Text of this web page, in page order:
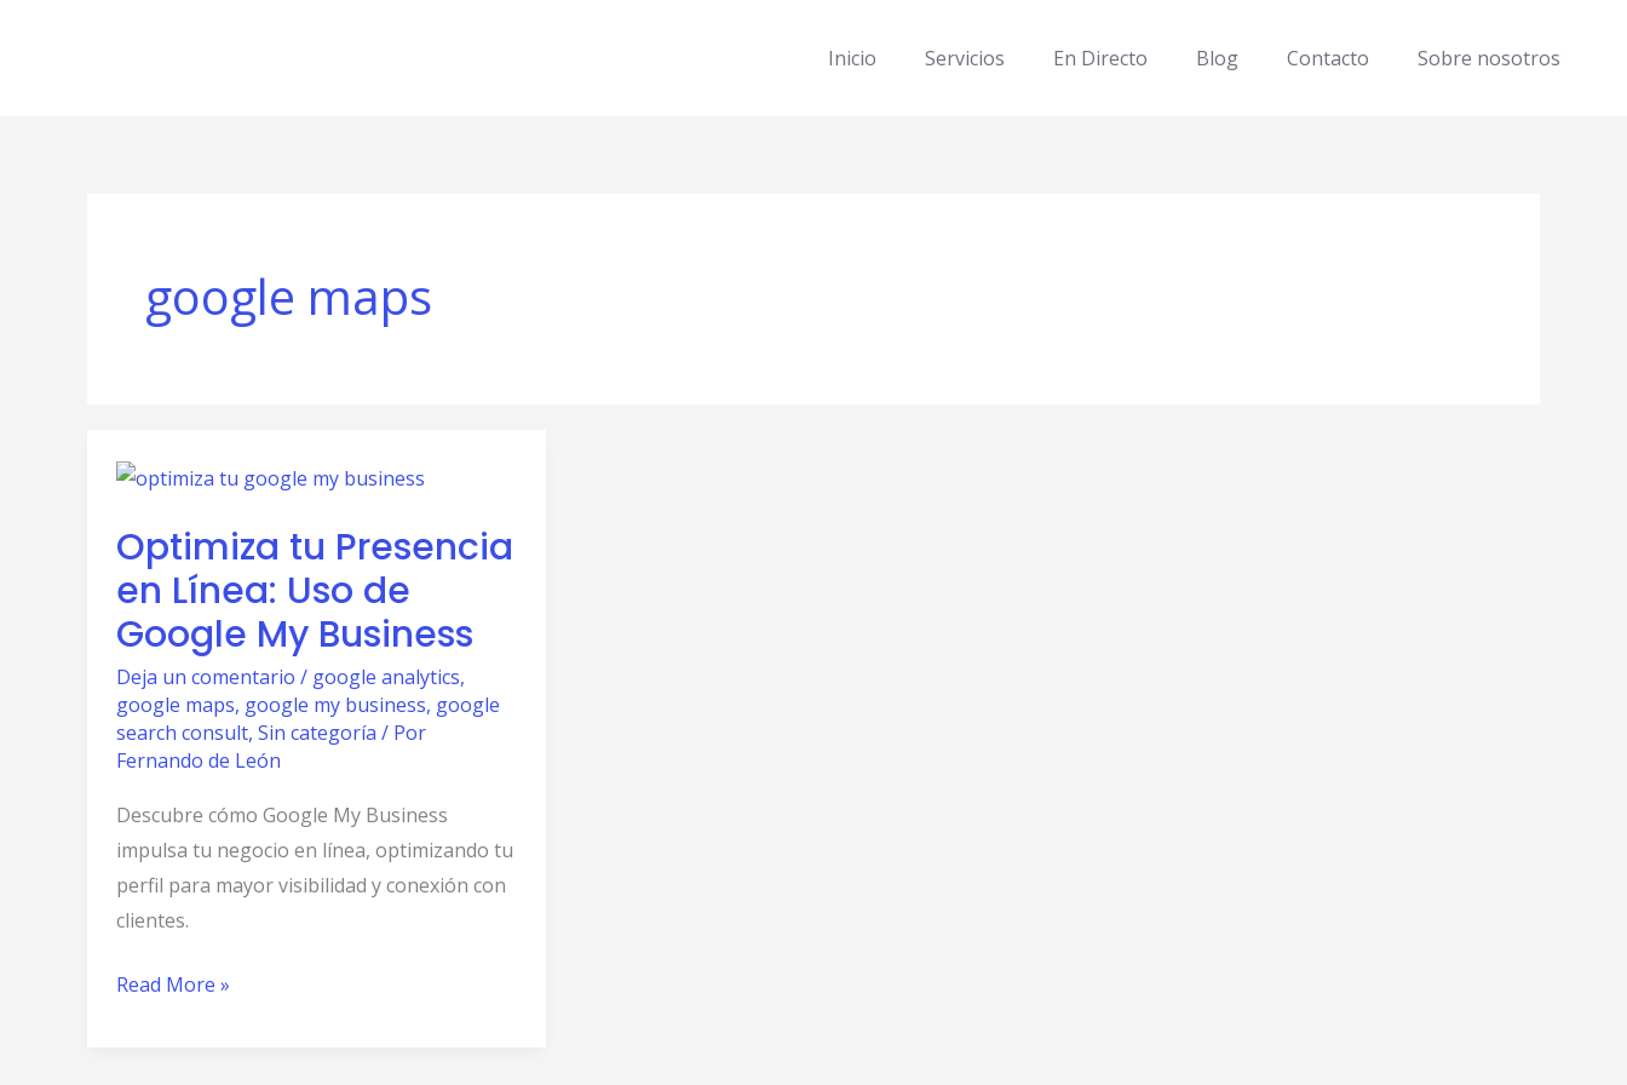
Inicio Servicios En Directo Blog Contacto Sobre nosotros
google maps
Optimiza tu Presencia
en Línea: Uso de
Google My Business
Deja un comentario / google analytics,
google maps, google my business, google
search consult, Sin categoría / Por
Fernando de León
Descubre cómo Google My Business
impulsa tu negocio en línea, optimizando tu
perfil para mayor visibilidad y conexión con
clientes.
Optimiza
Presencia
en
Línea:
Uso
de
Google
My
Read More »